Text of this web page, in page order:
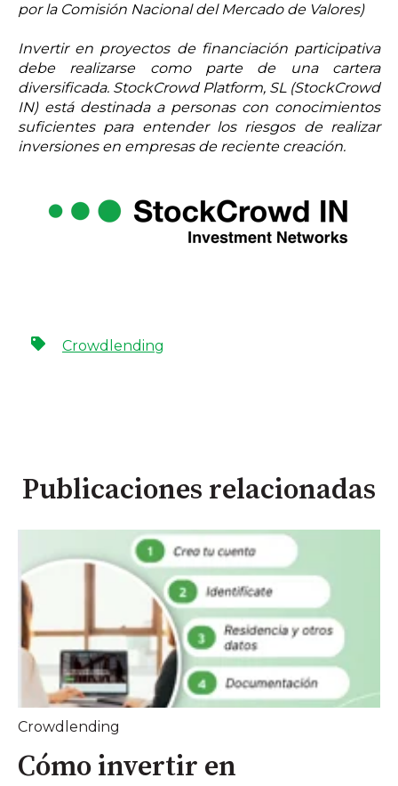
por la Comisión Nacional del Mercado de Valores)
Invertir en proyectos de financiación participativa
debe realizarse como parte de una cartera
diversificada. StockCrowd Platform, SL (StockCrowd
IN) está destinada a personas con conocimientos
suficientes para entender los riesgos de realizar
inversiones en empresas de reciente creación.
Crowdlending
Publicaciones relacionadas
Crowdlending
Cómo invertir en